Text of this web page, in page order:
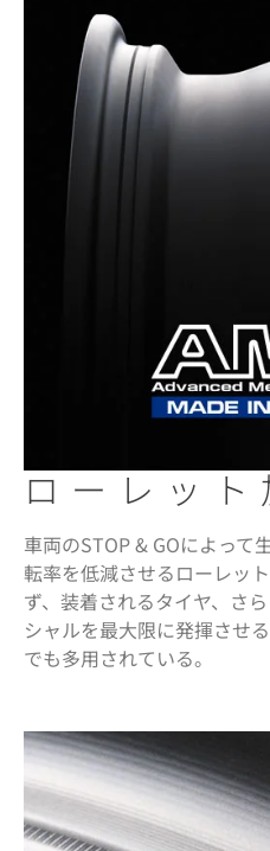
ローレッ
車両のSTOP & GOによって
転率を低減させるローレッ
ず、装着されるタイヤ、さ
シャルを最大限に発揮させ
でも多用されている。